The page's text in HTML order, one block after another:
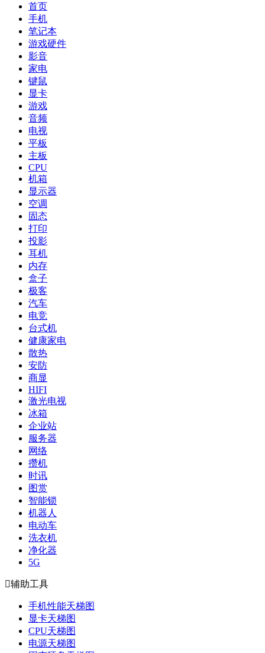
首页
手机
笔记本
游戏硬件
影音
家电
键鼠
显卡
游戏
音频
电视
平板
主板
CPU
机箱
显示器
空调
固态
打印
投影
耳机
内存
盒子
极客
汽车
电竞
台式机
健康家电
散热
安防
商显
HIFI
激光电视
冰箱
企业站
服务器
网络
攒机
时讯
图赏
智能锁
机器人
电动车
洗衣机
净化器
5G
辅助工具
手机性能天梯图
显卡天梯图
CPU天梯图
电源天梯图